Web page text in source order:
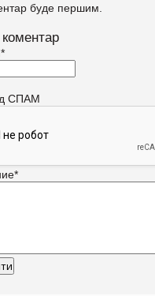
буде першим.
*
СПАМ
*